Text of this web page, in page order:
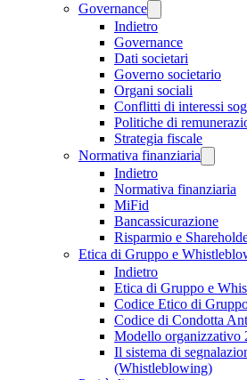
Governance
Indietro
Governance
Dati societari
Governo societario
Organi sociali
Conflitti di interessi
Politiche di
Strategia fiscale
Normativa finanziaria
Indietro
Normativa finanziaria
MiFid
Bancassicurazione
Risparmio e
Etica di Gruppo e
Indietro
Etica di Gruppo e
Codice Etico di
Codice di Condotta
Modello organizzativo
Il sistema di
(Whistleblowing)